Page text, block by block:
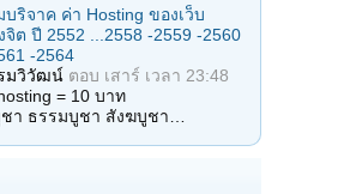
บริจาค ค่า Hosting ของเว็บ
จิต ปี 2552 ...2558 -2559 -2560
-2564
มวิวัฒน์ ตอบ เสาร์ เวลา 23:48
= 10 บาท
ชา ธรรมบูชา สังฆบูชา…